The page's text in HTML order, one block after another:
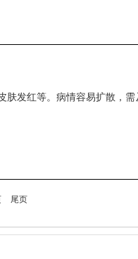
发红等。病情容易扩散，
尾页